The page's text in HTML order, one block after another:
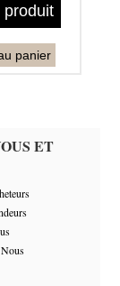
produit
panier
ET